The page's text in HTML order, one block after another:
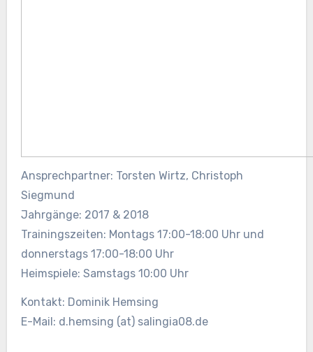
Ansprechpartner: Torsten Wirtz, Christoph
Siegmund
Jahrgänge: 2017 & 2018
Trainingszeiten: Montags 17:00-18:00 Uhr und
donnerstags 17:00-18:00 Uhr
Heimspiele: Samstags 10:00 Uhr
Kontakt: Dominik Hemsing
E-Mail: d.hemsing (at) salingia08.de